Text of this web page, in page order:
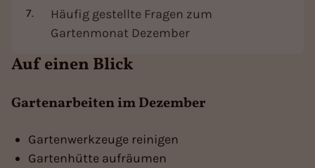
Häufig gestellte Fragen zum
Gartenmonat Dezember
Auf einen Blick
Gartenarbeiten im Dezember
Gartenwerkzeuge reinigen
Gartenhütte aufräumen